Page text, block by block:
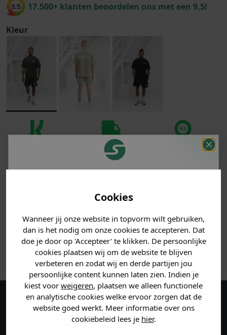
Cookies
Wanneer jij onze website in topvorm wilt gebruiken,
dan is het nodig om onze cookies te accepteren. Dat
doe je door op 'Accepteer' te klikken. De persoonlijke
cookies plaatsen wij om de website te blijven
verbeteren en zodat wij en derde partijen jou
persoonlijke content kunnen laten zien. Indien je
kiest voor weigeren, plaatsen we alleen functionele
en analytische cookies welke ervoor zorgen dat de
website goed werkt. Meer informatie over ons
cookiebeleid lees je hier.
9.5 17.500+ klanten beoordelen ons met een 9,5!
Kleur
Voor 23:59 besteld
is morgen in huis!*
met een 9,6!
PRODUCTINFORMATIE
MATERIAAL & WASVOORSCHRIFT
ANDERE BESTELDEN OOK
Maak een account aan en ontvang 5%
korting op je eerste bestelling!
korting ontvangen!
Vertel ons waar je naar op
zoek bent en claim direct
jouwkorting.
Heren kleding
Dames kleding